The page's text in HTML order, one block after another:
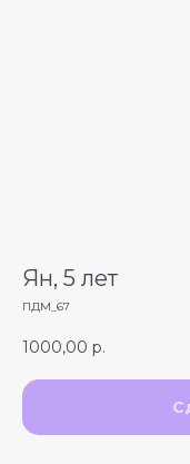
Ян, 5 лет
ПДМ_67
1000,00 р.